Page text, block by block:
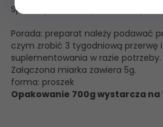
Sposób podania: wymieszać z
Porada: preparat należy podawać
czym zrobić 3 tygodniową przerwę
suplementowania w razie potrzeby.
Załączona miarka zawiera 5g.
forma: proszek
Opakowanie 700g wystarcza na